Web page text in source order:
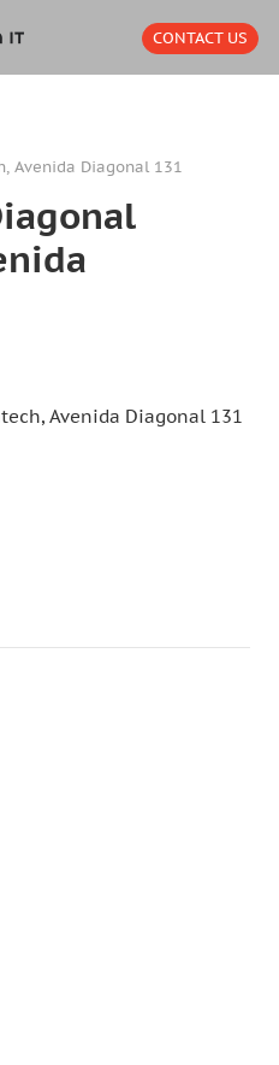
CONTACT US
Avenida Diagonal 131
Avenida Diagonal 131